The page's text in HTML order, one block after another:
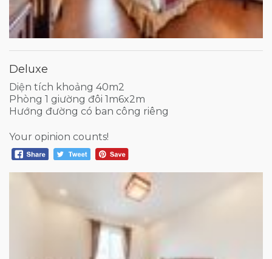
Deluxe
Diện tích khoảng 40m2
Phòng 1 giường đôi 1m6x2m
Hướng đường có ban công riêng
Your opinion counts!